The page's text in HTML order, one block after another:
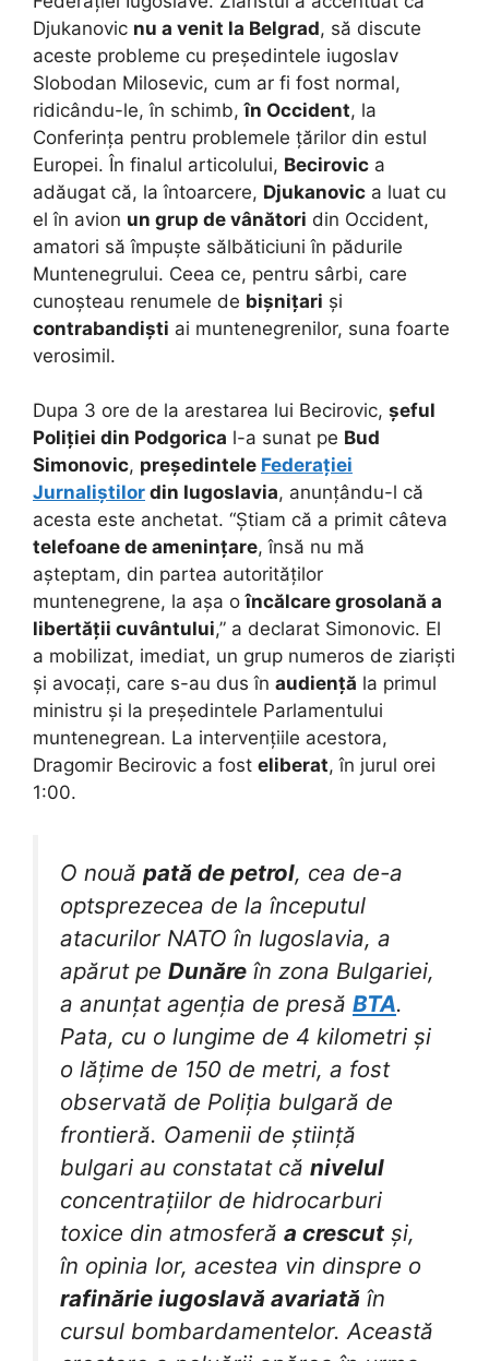
Djukanovic nu a venit la Belgrad, să discute
aceste probleme cu președintele iugoslav
Slobodan Milosevic, cum ar fi fost normal,
ridicându-le, în schimb,în Occident, la
Conferința pentru problemele țărilor din estul
Europei. În finalul articolului, Becirovic a
adăugat că, la întoarcere, Djukanovic a luat cu
el în avion un grup de vânători din Occident,
amatori să împuște sălbăticiuni în pădurile
Muntenegrului. Ceea ce, pentru sârbi, care
cunoșteau renumele de bișnițari și
contrabandiști ai muntenegrenilor, suna foarte
verosimil.
Dupa 3 ore de la arestarea lui Becirovic, șeful
Poliției din Podgorica l-a sunat pe Bud
Simonovic, președintele Federației
Jurnaliștilor din Iugoslavia, anunțându-l că
acesta este anchetat. “Știam că a primit câteva
telefoane de amenințare, însă nu mă
așteptam, din partea autorităților
muntenegrene, la așa oîncălcare grosolană a
libertății cuvântului,” a declarat Simonovic. El
a mobilizat, imediat, un grup numeros de ziariști
și avocați, care s-au dus în audiență la primul
ministru și la președintele Parlamentului
muntenegrean. La intervențiile acestora,
Dragomir Becirovic a fost eliberat, în jurul orei
1:00.
O nouă pată de petrol, cea de-a
optsprezecea de la începutul
atacurilor NATO în Iugoslavia, a
apărut pe Dunăre în zona Bulgariei,
a anunțat agenția de presă BTA.
Pata, cu o lungime de 4 kilometri și
o lățime de 150 de metri, a fost
observată de Poliția bulgară de
frontieră. Oamenii de știință
bulgari au constatat că nivelul
concentrațiilor de hidrocarburi
toxice din atmosferă a crescut și,
în opinia lor, acestea vin dinspre o
rafinărie iugoslavă avariată în
cursul bombardamentelor. Această